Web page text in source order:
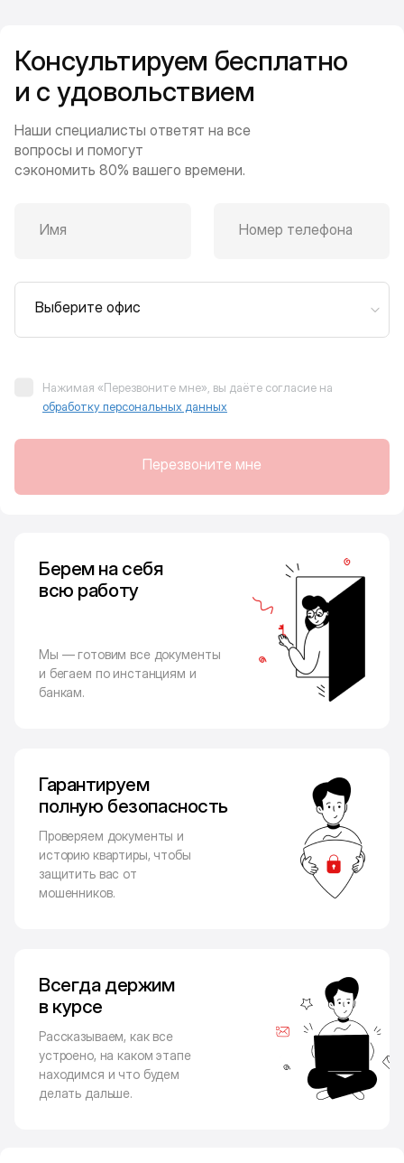
Консультируем бесплатно
и с удовольствием
Наши специалисты ответят на все
вопросы и помогут
сэкономить 80% вашего времени.
Имя Номер телефона
Выберите офис
Нажимая «Перезвоните мне», вы даёте согласие на
обработку персональных данных
Перезвоните мне
Берем на себя
всю работу
Мы — готовим все документы
и бегаем по инстанциям и
банкам.
Гарантируем
полную безопасность
Проверяем документы и
историю квартиры, чтобы
защитить вас от
мошенников.
Всегда держим
в курсе
Рассказываем, как все
устроено, на каком этапе
находимся и что будем
делать дальше.